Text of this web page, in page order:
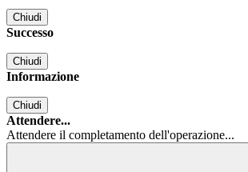
Chiudi
Successo
Chiudi
Informazione
Chiudi
Attendere...
Attendere il completamento dell'operazione...